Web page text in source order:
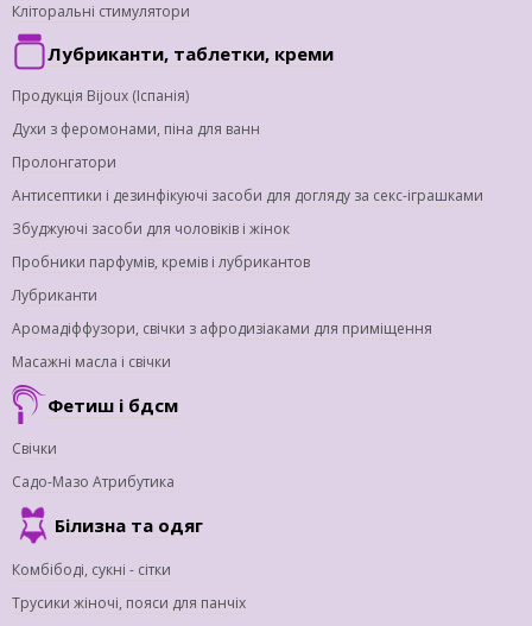
Кліторальні стимулятори
Лубриканти, таблетки, креми
Продукція Bijoux (Іспанія)
Духи з феромонами, піна для ванн
Пролонгатори
Антисептики і дезинфікуючі засоби для догляду за секс-іграшками
Збуджуючі засоби для чоловіків і жінок
Пробники парфумів, кремів і лубрикантов
Лубриканти
Аромадіффузори, свічки з афродизіаками для приміщення
Масажні масла і свічки
Фетиш і бдсм
Свічки
Садо-Мазо Атрибутика
Білизна та одяг
Комбібоді, сукні - сітки
Трусики жіночі, пояси для панчіх